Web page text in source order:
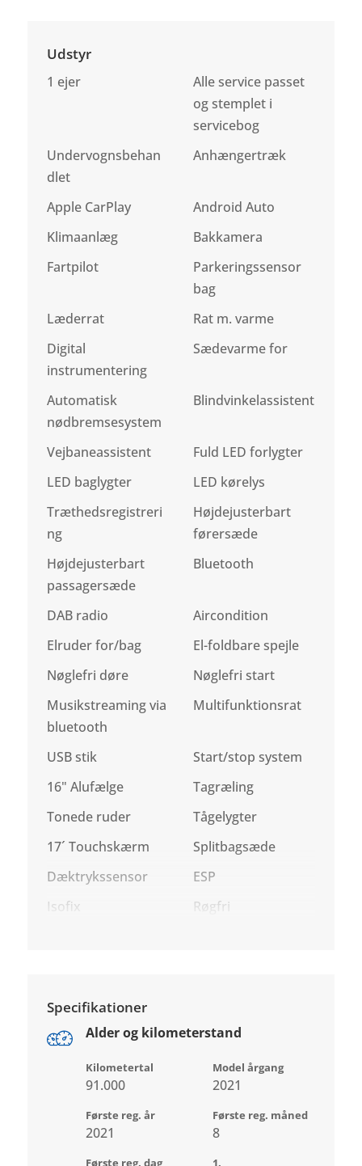
Udstyr
1 ejer
Alle service passet
og stemplet i
servicebog
Undervognsbehan
dlet
Anhængertræk
Apple CarPlay
Android Auto
Klimaanlæg
Bakkamera
Fartpilot
Parkeringssensor
bag
Læderrat
Rat m. varme
Digital
instrumentering
Sædevarme for
Automatisk
nødbremsesystem
Blindvinkelassistent
Vejbaneassistent
Fuld LED forlygter
LED baglygter
LED kørelys
Træthedsregistreri
ng
Højdejusterbart
førersæde
Højdejusterbart
passagersæde
Bluetooth
DAB radio
Aircondition
Elruder for/bag
El-foldbare spejle
Nøglefri døre
Nøglefri start
Musikstreaming via
bluetooth
Multifunktionsrat
USB stik
Start/stop system
16" Alufælge
Tagræling
Tonede ruder
Tågelygter
17´ Touchskærm
Splitbagsæde
Dæktrykssensor
ESP
Isofix
Røgfri
Specifikationer
Alder og kilometerstand
Kilometertal
91.000
Model årgang
2021
Første reg. år
2021
Første reg. måned
8
Første reg. dag
1.